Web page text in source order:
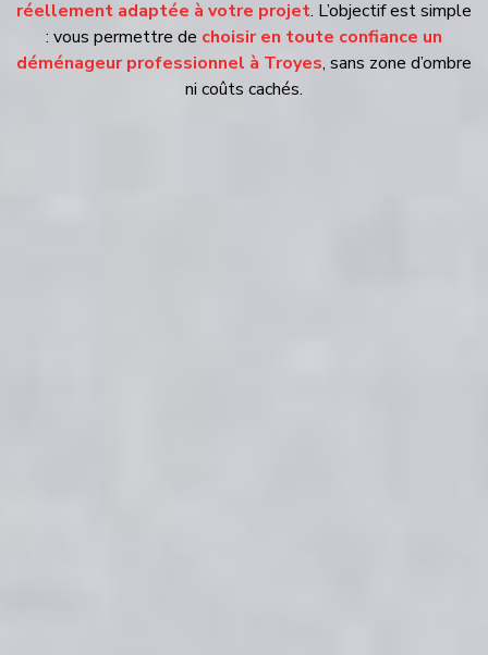
toute confiance un déménageur professionnel à Troyes
sans zone d’ombre ni coûts cachés.